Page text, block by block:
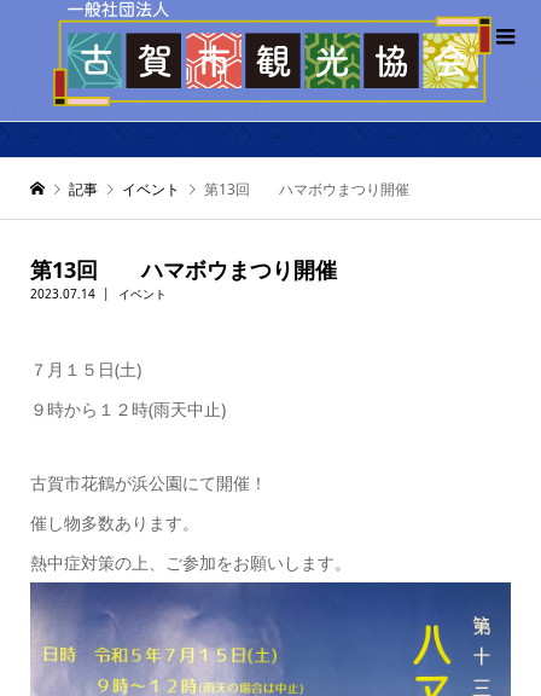
記事 イベント 第13回 ハマボウまつり開催
第13回 ハマボウまつり開催
2023.07.14 イベント
７月１５日(土)
９時から１２時(雨天中止)
古賀市花鶴が浜公園にて開催！
催し物多数あります。
熱中症対策の上、ご参加をお願いします。